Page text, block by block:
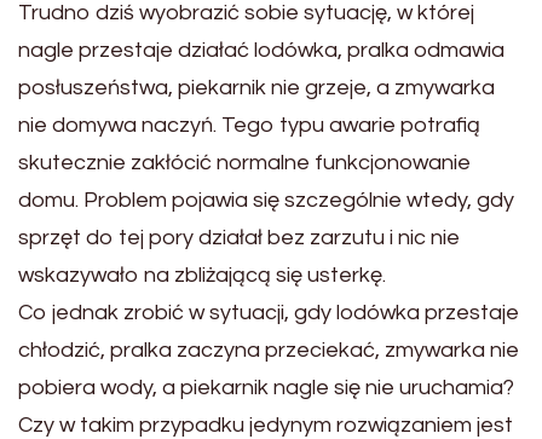
Trudno dziś wyobrazić sobie sytuację, w której
nagle przestaje działać lodówka, pralka odmawia
posłuszeństwa, piekarnik nie grzeje, a zmywarka
nie domywa naczyń. Tego typu awarie potrafią
skutecznie zakłócić normalne funkcjonowanie
domu. Problem pojawia się szczególnie wtedy, gdy
sprzęt do tej pory działał bez zarzutu i nic nie
wskazywało na zbliżającą się usterkę.
Co jednak zrobić w sytuacji, gdy lodówka przestaje
chłodzić, pralka zaczyna przeciekać, zmywarka nie
pobiera wody, a piekarnik nagle się nie uruchamia?
Czy w takim przypadku jedynym rozwiązaniem jest